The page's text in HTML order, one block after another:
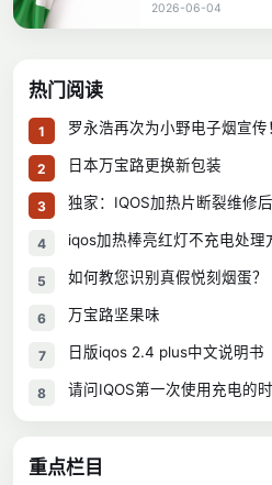
2026-06-04
热门阅读
1 罗永浩再次为小野电子烟宣传
2 日本万宝路更换新包装
3 独家：IQOS加热片断裂维修
4 iqos加热棒亮红灯不充电处理
5 如何教您识别真假悦刻烟蛋？
6 万宝路坚果味
7 日版iqos 2.4 plus中文说明书
8 请问IQOS第一次使用充电的
重点栏目